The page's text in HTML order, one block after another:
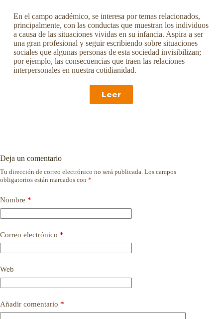
En el campo académico, se interesa por temas relacionados,
principalmente, con las conductas que muestran los individuos
a causa de las situaciones vividas en su infancia. Aspira a ser
una gran profesional y seguir escribiendo sobre situaciones
sociales que algunas personas de esta sociedad invisibilizan;
por ejemplo, las consecuencias que traen las relaciones
interpersonales en nuestra cotidianidad.
Leer
Deja un comentario
Tu dirección de correo electrónico no será publicada. Los campos
obligatorios están marcados con *
Nombre *
Correo electrónico *
Web
Añadir comentario *